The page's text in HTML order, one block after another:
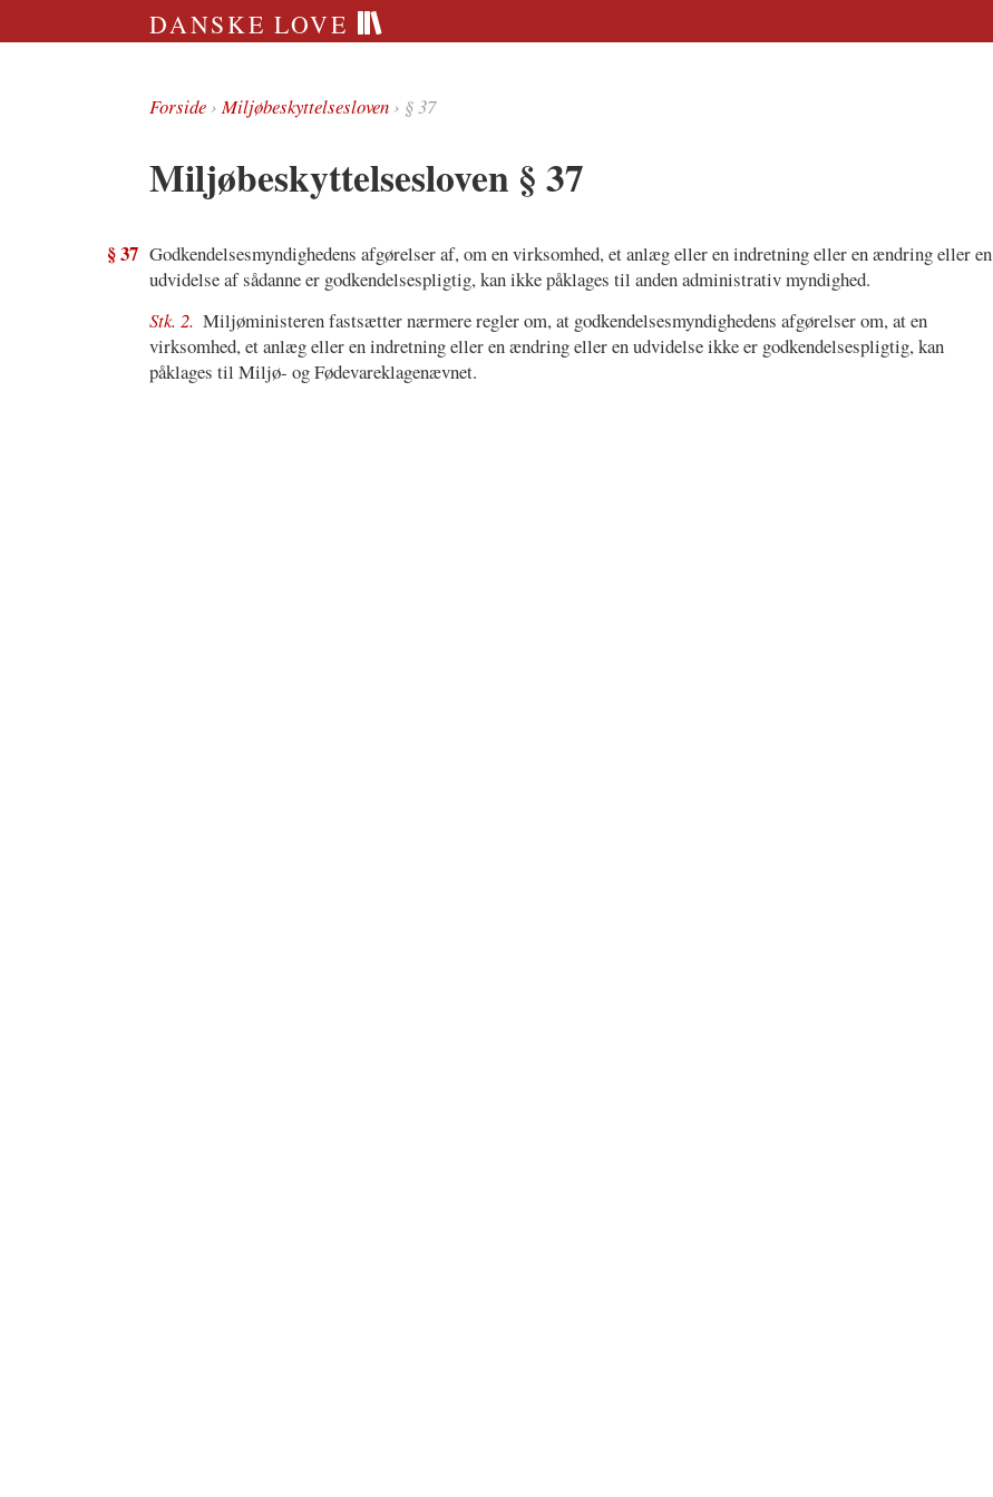
DANSKE LOVE
Forside›Miljøbeskyttelsesloven› § 37
Miljøbeskyttelsesloven § 37
§ 37 Godkendelsesmyndighedens afgørelser af, om en virksomhed, et anlæg eller en indretning eller en ændring eller en
udvidelse af sådanne er godkendelsespligtig, kan ikke påklages til anden administrativ myndighed.
Stk. 2. Miljøministeren fastsætter nærmere regler om, at godkendelsesmyndighedens afgørelser om, at en
virksomhed, et anlæg eller en indretning eller en ændring eller en udvidelse ikke er godkendelsespligtig, kan
påklages til Miljø- og Fødevareklagenævnet.